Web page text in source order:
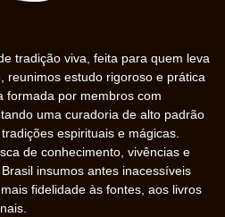
tradição viva, feita para quem leva
reunimos estudo rigoroso e prática
formada por membros com
uma curadoria de alto padrão
espirituais e mágicas.
de conhecimento, vivências e
insumos antes inacessíveis
fidelidade às fontes, aos livros